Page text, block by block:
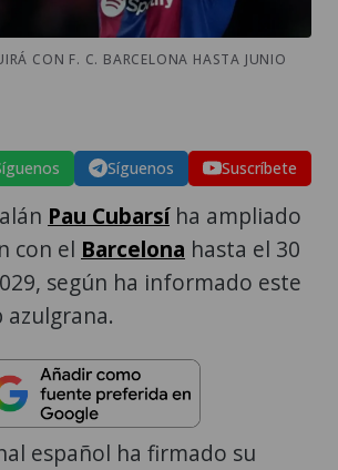
CON F. C. BARCELONA HASTA JUNIO
Síguenos Suscríbete
Pau Cubarsíha ampliado
con el Barcelona hasta el 30
según ha informado este
azulgrana.
español ha firmado su